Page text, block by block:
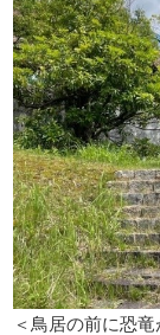
＜鳥居の前に恐